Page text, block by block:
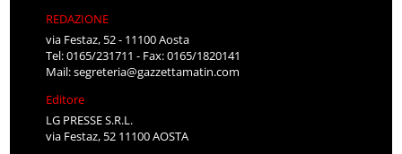
REDAZIONE
via Festaz, 52 - 11100 Aosta
Tel: 0165/231711 - Fax: 0165/1820141
Mail:segreteria@gazzettamatin.com
Editore
LG PRESSE S.R.L.
via Festaz, 52 11100 AOSTA